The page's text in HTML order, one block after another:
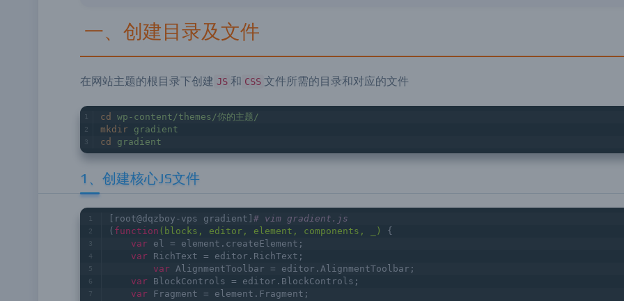
一、创建目录及文件
在网站主题的根目录下创建 JS 和 CSS 文件所需的目录和对应的文件
cd
wp-content/themes/你的主题/
mkdir gradient
cd
gradient
1、创建核心JS文件
[root@dqzboy-vps gradient] # vim gradient.js
( function (blocks, editor, element, components, _)
{
var el = element.createElement;
var RichText = editor.RichText;
var AlignmentToolbar = editor.AlignmentToolbar;
var BlockControls = editor.BlockControls;
var Fragment = element.Fragment;